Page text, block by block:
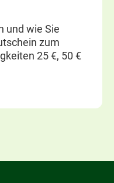
und wie Sie
zum
25 €, 50 €